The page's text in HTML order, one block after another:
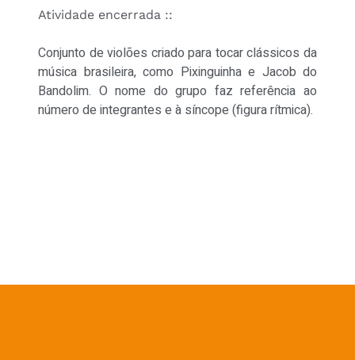
Atividade encerrada ::
Conjunto de violões criado para tocar clássicos da
música brasileira, como Pixinguinha e Jacob do
Bandolim. O nome do grupo faz referência ao
número de integrantes e à síncope (figura rítmica).